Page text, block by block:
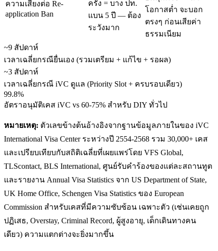
ความเสี่ยงต่อ Re-
application Ban
ครั้ง = บาง ปท.
แบน 5 ปี — ต้อง
ระวังมาก
โอกาสต่ำ จะบอก
ตรงๆ ก่อนเสียค่า
ธรรมเนียม
~9 สัปดาห์
เวลาเฉลี่ยกรณียื่นเอง (รวมเตรียม + แก้ไข + รอผล)
~3 สัปดาห์
เวลาเฉลี่ยกรณี iVC ดูแล (Priority Slot + ครบรอบเดียว)
99.8%
อัตราอนุมัติเคส iVC vs 60-75% สำหรับ DIY ทั่วไป
หมายเหตุ: ตัวเลขข้างต้นอ้างอิงจากฐานข้อมูลภายในของ iVC
International Visa Center ระหว่างปี 2554-2568 รวม 30,000+ เคส
และเปรียบเทียบกับสถิติเฉลี่ยที่เผยแพร่โดย VFS Global,
TLScontact, BLS International, ศูนย์รับคำร้องของแต่ละสถานทูต
และรายงาน Annual Visa Statistics จาก US Department of State,
UK Home Office, Schengen Visa Statistics ของ European
Commission สำหรับเคสที่มีความซับซ้อน เฉพาะตัว (เช่นเคยถูก
ปฏิเสธ, Overstay, Criminal Record, ผู้สูงอายุ, เด็กเดินทางคน
เดียว) ความแตกต่างจะยิ่งมากขึ้น